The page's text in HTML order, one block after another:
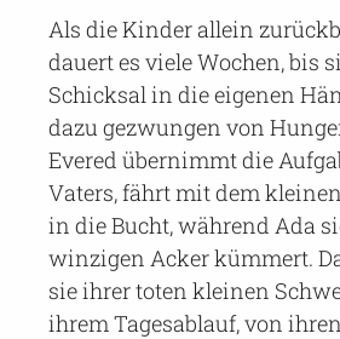
Als die Kinder allein
dauert es viele Wochen, bis
Schicksal in die eigenen
dazu gezwungen von
Evered übernimmt die
Vaters, fährt mit dem
in die Bucht, während Ada
winzigen Acker kümmert.
sie ihrer toten kleinen
ihrem Tagesablauf, von